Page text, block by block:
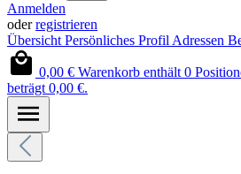
Anmelden
oderregistrieren
Übersicht Persönliches Profil Adressen
0,00 € Warenkorb enthält 0
beträgt 0,00 €.